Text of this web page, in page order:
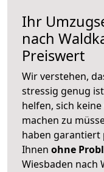
Ihr
nach
Preiswert
Wir verstehen,
stressig genug
helfen, sich
machen zu
haben garantiert
Ihnen ohne
Wiesbaden nach